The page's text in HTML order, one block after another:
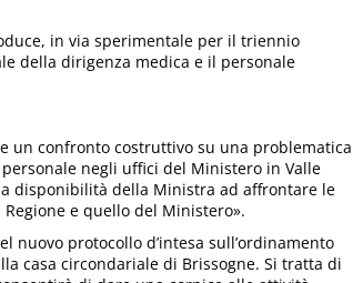
in via sperimentale per il triennio
della dirigenza medica e il personale
un confronto costruttivo su una problematica
negli uffici del Ministero in Valle
disponibilità della Ministra ad affrontare le
e quello del Ministero».
nuovo protocollo d’intesa sull’ordinamento
casa circondariale di Brissogne. Si tratta di